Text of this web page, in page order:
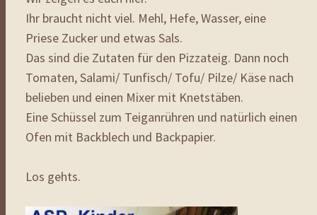
Ihr braucht nicht viel. Mehl, Hefe, Wasser, eine
Priese Zucker und etwas Sals.
Das sind die Zutaten für den Pizzateig. Dann noch
Tomaten, Salami/ Tunfisch/ Tofu/ Pilze/ Käse nach
belieben und einen Mixer mit Knetstäben.
Eine Schüssel zum Teiganrühren und natürlich einen
Ofen mit Backblech und Backpapier.
Los gehts.